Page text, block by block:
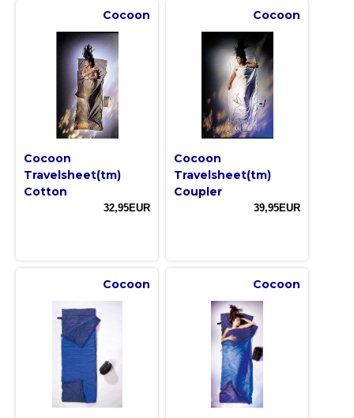
Cocoon
Cocoon
Travelsheet(tm)
Cotton
32,95EUR
Cocoon
Cocoon
Travelsheet(tm)
Coupler
39,95EUR
Cocoon Cocoon